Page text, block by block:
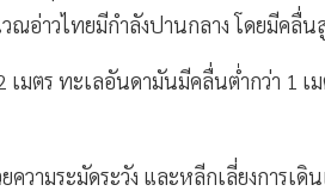
อ่าวไทยมีกำลังปานกลาง โดยมีคลื่น
เมตร ทะเลอันดามันมีคลื่นต่ำกว่า 1 เ
ความระมัดระวัง และหลีกเลี่ยงการเ